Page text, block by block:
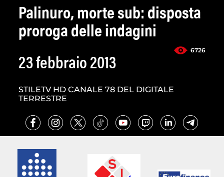
Palinuro, morte sub: disposta
proroga delle indagini
6726
23 febbraio 2013
STILETV HD CANALE 78 DEL DIGITALE
TERRESTRE